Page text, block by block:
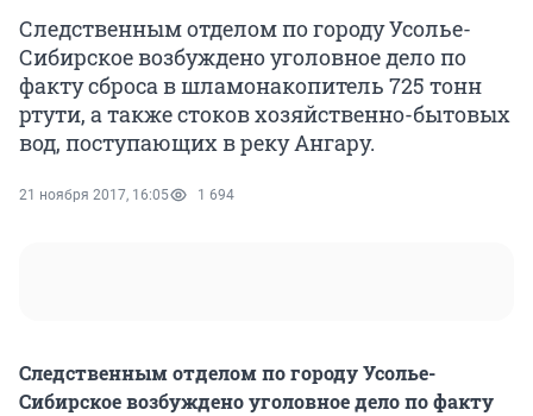
Следственным отделом по городу Усолье-
Сибирское возбуждено уголовное дело по
факту сброса в шламонакопитель 725 тонн
ртути, а также стоков хозяйственно-бытовых
вод, поступающих в реку Ангару.
21 ноября 2017, 16:05 1 694
Следственным отделом по городу Усолье-
Сибирское возбуждено уголовное дело по факту